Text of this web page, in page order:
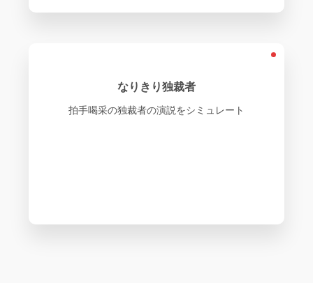
なりきり独裁者
拍手喝采の独裁者の演説をシミュレート